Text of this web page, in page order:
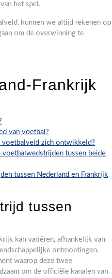
het spel.
kunnen we altijd rekenen op
om de overwinning te
Frankrijk
van voetbal?
voetbalveld zich ontwikkeld?
tussen beide
tussen Nederland en Frankrijk
tussen
kan variëren, afhankelijk van
ontmoetingen.
waarop deze twee
om de officiële kanalen van